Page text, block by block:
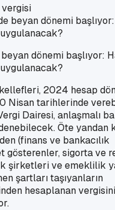
dönemi başlıyor:
2024 hesap
Nisan tarihlerinde
Dairesi, anlaşmalı
Öte yandan
(finans ve bankacılık
sigorta ve
şirketleri ve emeklilik
şartları taşıyanların
hesaplanan